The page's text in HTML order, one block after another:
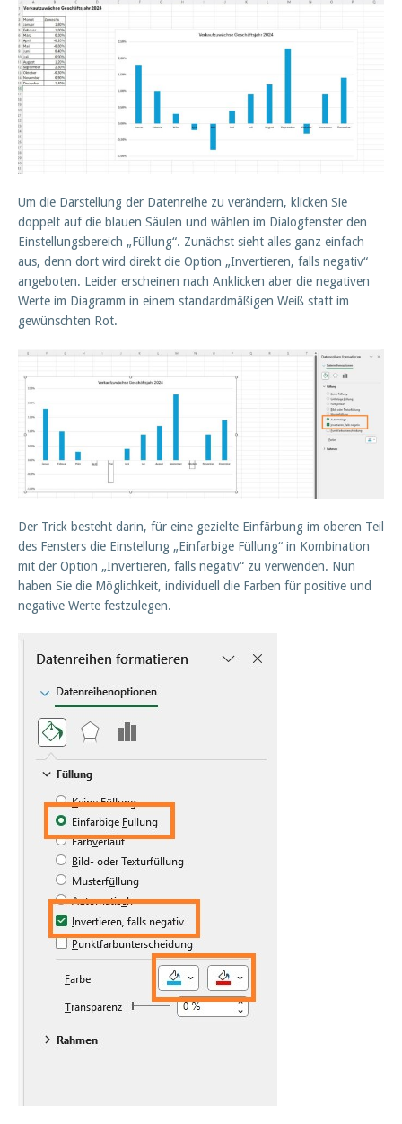
Um die Darstellung der Datenreihe zu verändern, klicken Sie
doppelt auf die blauen Säulen und wählen im Dialogfenster den
Einstellungsbereich „Füllung“. Zunächst sieht alles ganz einfach
aus, denn dort wird direkt die Option „Invertieren, falls negativ“
angeboten. Leider erscheinen nach Anklicken aber die negativen
Werte im Diagramm in einem standardmäßigen Weiß statt im
gewünschten Rot.
Der Trick besteht darin, für eine gezielte Einfärbung im oberen Teil
des Fensters die Einstellung „Einfarbige Füllung“ in Kombination
mit der Option „Invertieren, falls negativ“ zu verwenden. Nun
haben Sie die Möglichkeit, individuell die Farben für positive und
negative Werte festzulegen.